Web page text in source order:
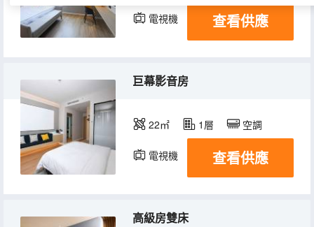
電視機 查看供應
巨幕影音房
22㎡ 1層 空調
電視機 查看供應
高級房雙床